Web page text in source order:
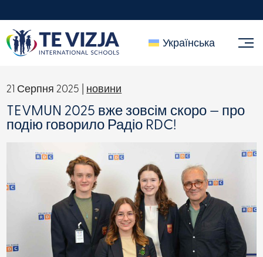
Українська
21 Серпня 2025 | новини
TEVMUN 2025 вже зовсім скоро — про
подію говорило Радіо RDC!